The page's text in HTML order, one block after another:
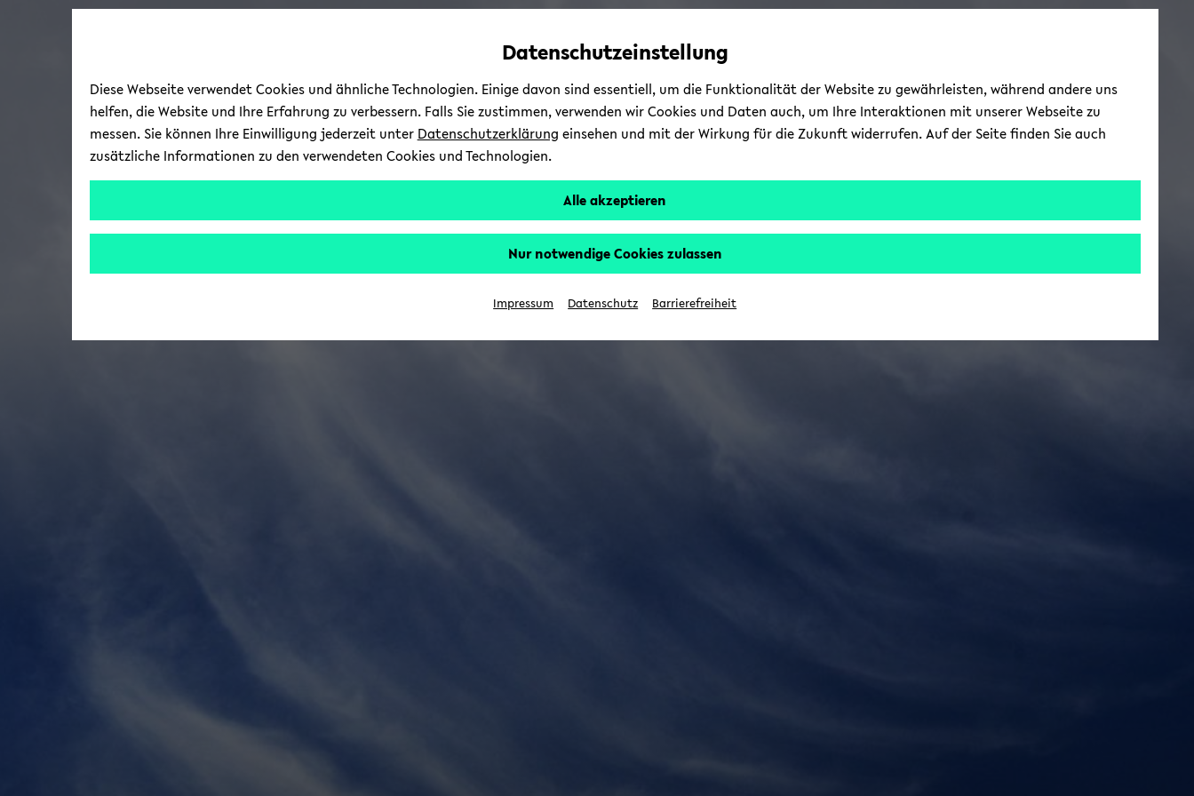
Automatische
vermeiden
zum
wechseln
zum
wechseln
zum
wechseln
Datenschutzeinstellung
Diese Webseite verwendet Cookies und ähnliche Technologien. Einige davon sind essentiell, um die Funktionalität der Website zu gewährleisten, während andere uns
helfen, die Website und Ihre Erfahrung zu verbessern. Falls Sie zustimmen, verwenden wir Cookies und Daten auch, um Ihre Interaktionen mit unserer Webseite zu
messen. Sie können Ihre Einwilligung jederzeit unter Datenschutzerklärung einsehen und mit der Wirkung für die Zukunft widerrufen. Auf der Seite finden Sie auch
zusätzliche Informationen zu den verwendeten Cookies und Technologien.
Alle akzeptieren
Nur notwendige Cookies zulassen
Impressum Datenschutz Barrierefreiheit